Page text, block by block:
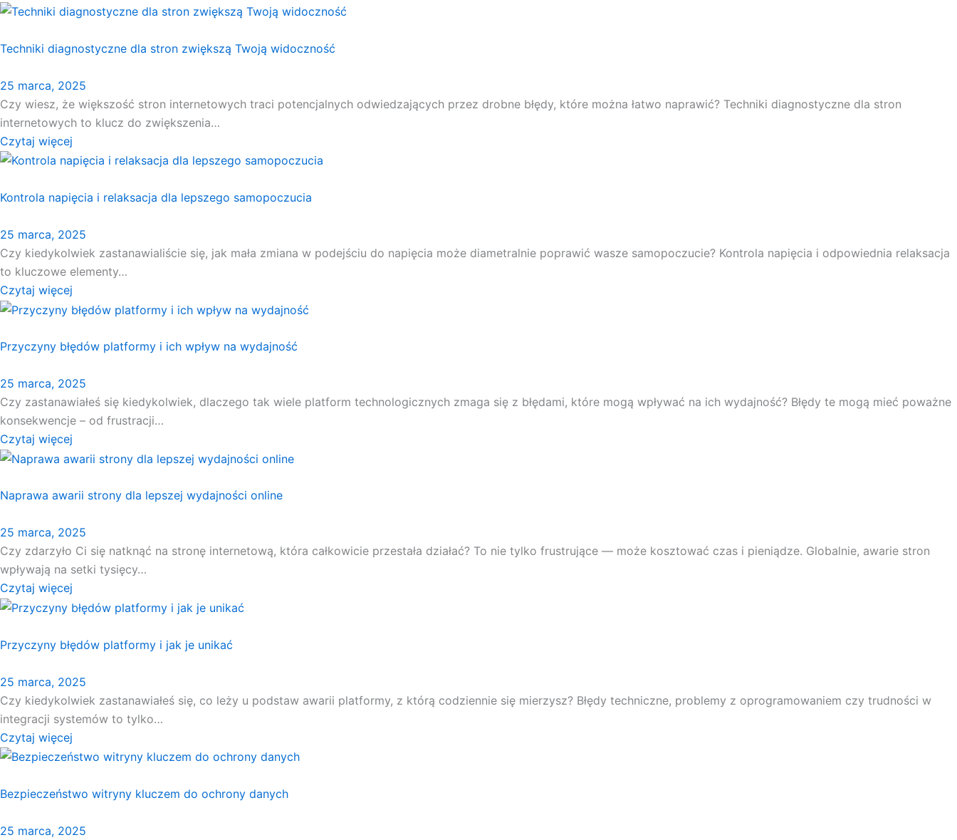
Techniki diagnostyczne dla stron zwiększą Twoją widoczność
25 marca, 2025
Czy wiesz, że większość stron internetowych traci potencjalnych odwiedzających przez drobne błędy, które można łatwo naprawić? Techniki diagnostyczne dla stron
internetowych to klucz do zwiększenia…
Czytaj więcej
Kontrola napięcia i relaksacja dla lepszego samopoczucia
25 marca, 2025
Czy kiedykolwiek zastanawialiście się, jak mała zmiana w podejściu do napięcia może diametralnie poprawić wasze samopoczucie? Kontrola napięcia i odpowiednia relaksacja
to kluczowe elementy…
Czytaj więcej
Przyczyny błędów platformy i ich wpływ na wydajność
25 marca, 2025
Czy zastanawiałeś się kiedykolwiek, dlaczego tak wiele platform technologicznych zmaga się z błędami, które mogą wpływać na ich wydajność? Błędy te mogą mieć poważne
konsekwencje – od frustracji…
Czytaj więcej
Naprawa awarii strony dla lepszej wydajności online
25 marca, 2025
Czy zdarzyło Ci się natknąć na stronę internetową, która całkowicie przestała działać? To nie tylko frustrujące — może kosztować czas i pieniądze. Globalnie, awarie stron
wpływają na setki tysięcy…
Czytaj więcej
Przyczyny błędów platformy i jak je unikać
25 marca, 2025
Czy kiedykolwiek zastanawiałeś się, co leży u podstaw awarii platformy, z którą codziennie się mierzysz? Błędy techniczne, problemy z oprogramowaniem czy trudności w
integracji systemów to tylko…
Czytaj więcej
Bezpieczeństwo witryny kluczem do ochrony danych
25 marca, 2025